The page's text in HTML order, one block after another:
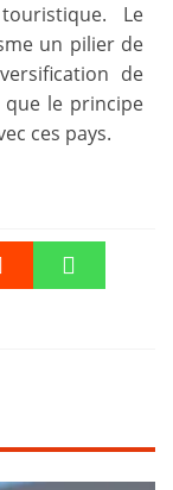
Le
un pilier de
de
que le principe
ces pays.